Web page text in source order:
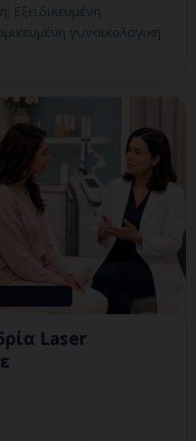
Εξειδικευμένη
γυναικολογική
Laser